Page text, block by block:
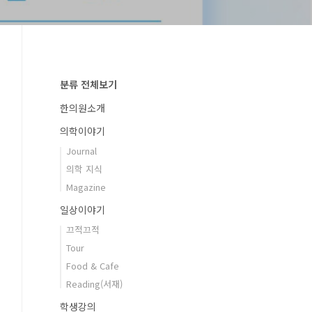
분류 전체보기
한의원소개
의학이야기
Journal
의학 지식
Magazine
일상이야기
끄적끄적
Tour
Food & Cafe
Reading(서재)
학생강의